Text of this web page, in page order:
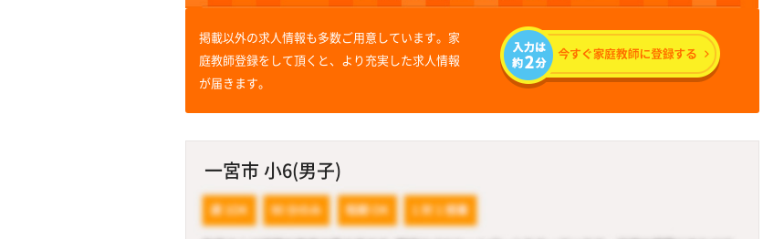
掲載以外の求人情報も多数ご用意しています。家
庭教師登録をして頂くと、より充実した求人情報
が届きます。
一宮市 小6(男子)